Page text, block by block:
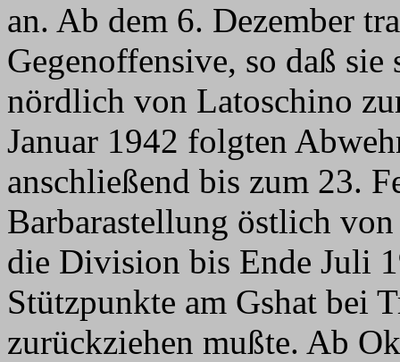
an. Ab dem 6. Dezember
Gegenoffensive, so daß
nördlich von Latoschino
Januar 1942 folgten
anschließend bis zum 23.
Barbarastellung östlich
die Division bis Ende Juli
Stützpunkte am Gshat bei
zurückziehen mußte. Ab